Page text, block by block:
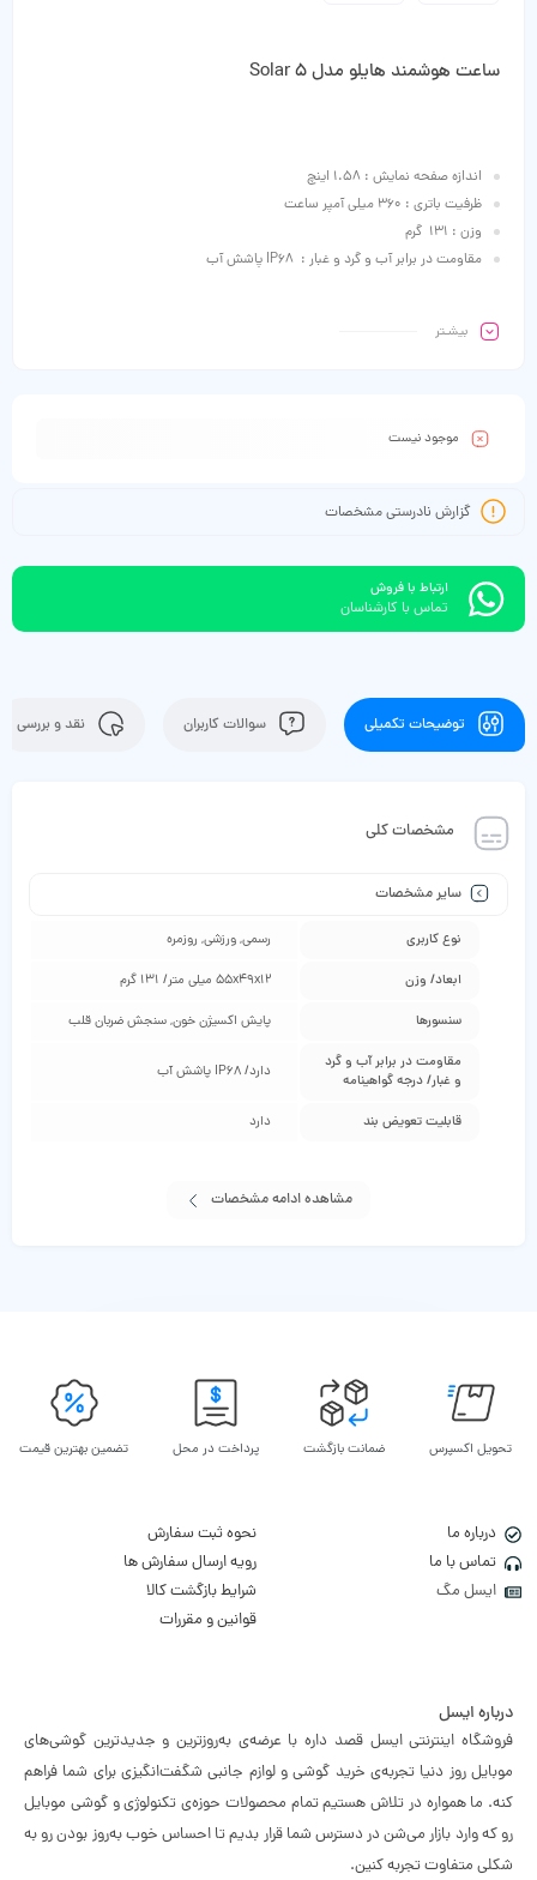
ساعت هوشمند هایلو مدل Solar 5
اندازه صفحه نمایش : 1.58 اینچ
ظرفیت باتری : 360 میلی‌ آمپر ساعت
وزن : 131 گرم
مقاومت در برابر آب و گرد و غبار : IP68 پاشش آب
بیشـتر
موجود نیست
گزارش نادرستی مشخصات
ارتباط با فروش
تماس با کارشناسان
توضیحات تکمیلی سوالات کاربران نقد و بررسی
مشخصات کلی
سایر مشخصات
نوع کاربری رسمی, ورزشی, روزمره
ابعاد/ وزن 55x49x12 میلی متر/ 131 گرم
سنسورها پایش اکسیژن خون, سنجش ضربان قلب
مقاومت در برابر آب و گرد
و غبار/ درجه گواهینامه
دارد/ IP68 پاشش آب
قابلیت تعویض بند دارد
مشاهده ادامه مشخصات
تحویل اکسپرس ضمانت بازگشت پرداخت در محل تضمین بهترین قیمت
درباره ما
تماس با ما
ایسل مگ
نحوه ثبت سفارش
رویه ارسال سفارش ها
شرایط بازگشت کالا
قوانین و مقررات
درباره ایسل
فروشگاه اینترنتی ایسل قصد داره با عرضه‌ی به‌روزترین و جدیدترین گوشی‌های
موبایل روز دنیا تجربه‌ی خرید گوشی و لوازم جانبی شگفت‌انگیزی برای شما فراهم
کنه. ما همواره در تلاش هستیم تمام محصولات حوزه‌ی تکنولوژی و گوشی موبایل
رو که وارد بازار می‌شن در دسترس شما قرار بدیم تا احساس خوب به‌روز بودن رو به
شکلی متفاوت تجربه کنین.